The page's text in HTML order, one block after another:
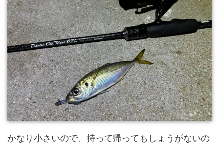
かなり小さいので、持って帰ってもしょうがないの